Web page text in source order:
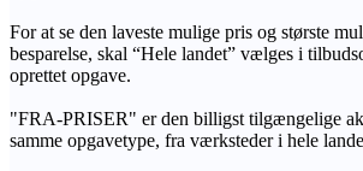
For at se den laveste mulige pris og største
besparelse, skal “Hele landet” vælges i
oprettet opgave.
"FRA-PRISER" er den billigst tilgængelige
samme opgavetype, fra værksteder i hele